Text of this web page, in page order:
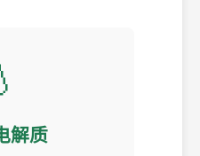
解质